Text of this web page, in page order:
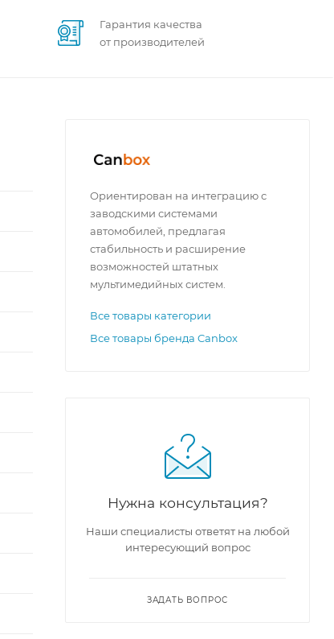
Гарантия качества
от производителей
Ориентирован на интеграцию с
заводскими системами
автомобилей, предлагая
стабильность и расширение
возможностей штатных
мультимедийных систем.
Все товары категории
Все товары бренда Canbox
Нужна консультация?
Наши специалисты ответят на любой
интересующий вопрос
ЗАДАТЬ ВОПРОС